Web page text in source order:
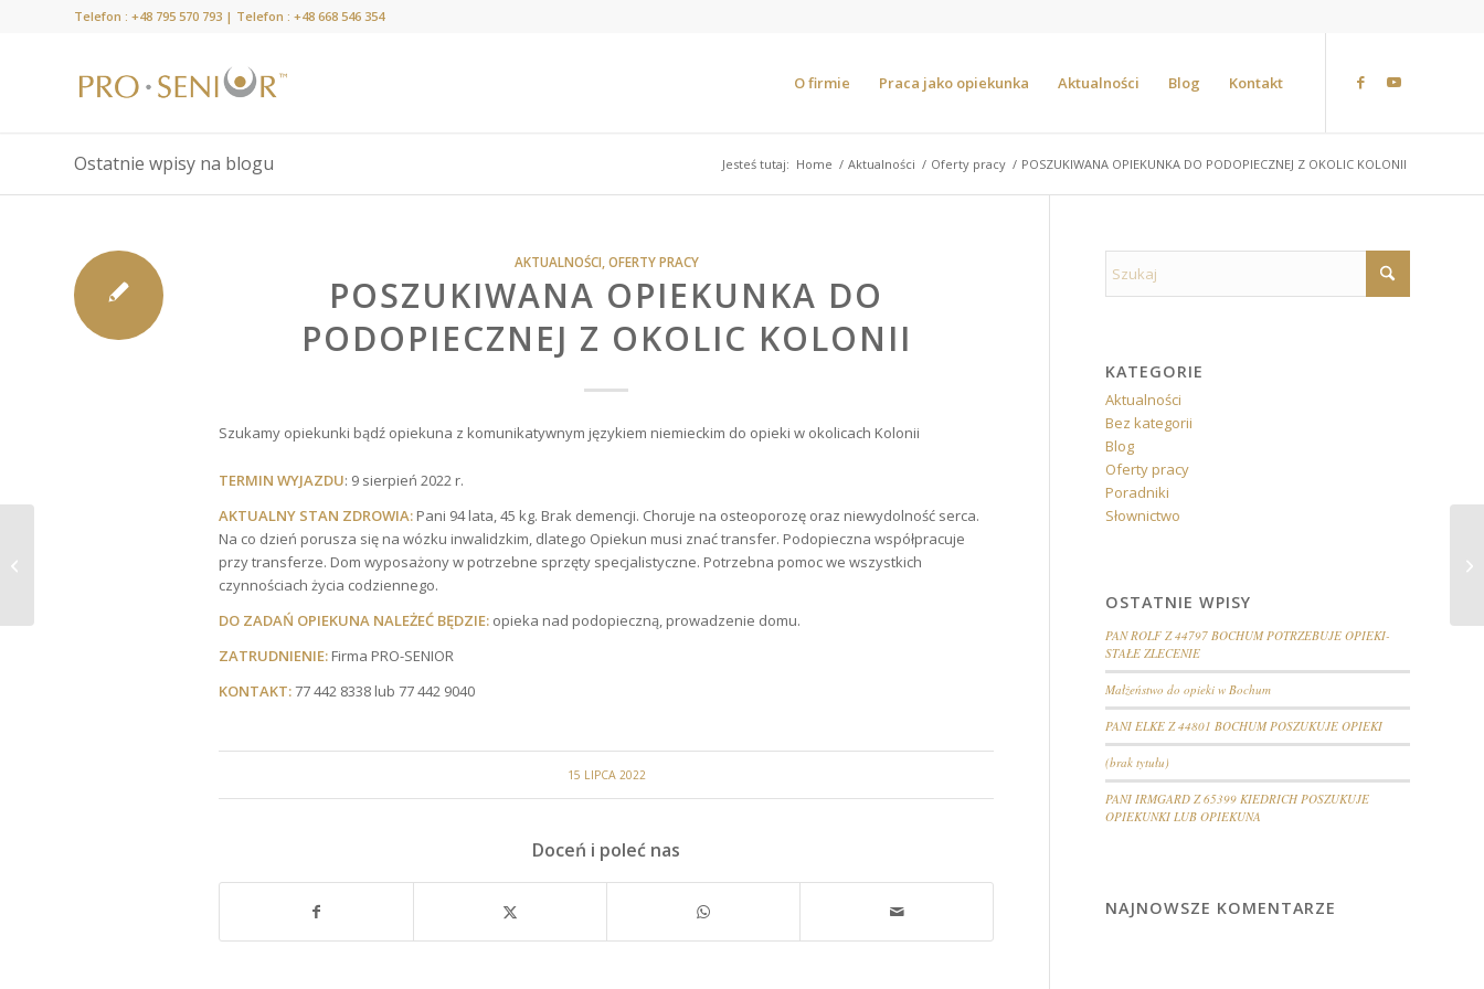
Telefon : +48 795 570 793 | Telefon : +48 668 546 354
O firmie Praca jako opiekunka Aktualności Blog Kontakt
Ostatnie wpisy na blogu Jesteś tutaj: Home / Aktualności / Oferty pracy / POSZUKIWANA OPIEKUNKA DO PODOPIECZNEJ Z OKOLIC KOLONII
AKTUALNOŚCI OFERTY PRACY
POSZUKIWANA OPIEKUNKA DO
PODOPIECZNEJ Z OKOLIC KOLONII
Szukamy opiekunki bądź opiekuna z komunikatywnym językiem niemieckim do opieki w okolicach Kolonii
TERMIN WYJAZDU: 9 sierpień 2022 r.
AKTUALNY STAN ZDROWIA: Pani 94 lata, 45 kg. Brak demencji. Choruje na osteoporozę oraz niewydolność serca.
Na co dzień porusza się na wózku inwalidzkim, dlatego Opiekun musi znać transfer. Podopieczna współpracuje
przy transferze. Dom wyposażony w potrzebne sprzęty specjalistyczne. Potrzebna pomoc we wszystkich
czynnościach życia codziennego.
DO ZADAŃ OPIEKUNA NALEŻEĆ BĘDZIE: opieka nad podopieczną, prowadzenie domu.
ZATRUDNIENIE: Firma PRO-SENIOR
KONTAKT:77 442 8338 lub 77 442 9040
15 LIPCA 2022
Doceń i poleć nas
KATEGORIE
Aktualności
Bez kategorii
Blog
Oferty pracy
Poradniki
Słownictwo
OSTATNIE WPISY
PAN ROLF Z 44797 BOCHUM POTRZEBUJE OPIEKI-
STAŁE ZLECENIE
Małżeństwo do opieki w Bochum
PANI ELKE Z 44801 BOCHUM POSZUKUJE OPIEKI
(brak tytułu)
PANI IRMGARD Z 65399 KIEDRICH POSZUKUJE
OPIEKUNKI LUB OPIEKUNA
NAJNOWSZE KOMENTARZE
PODOPIECZNEJ Z OKOLIC MAINZ